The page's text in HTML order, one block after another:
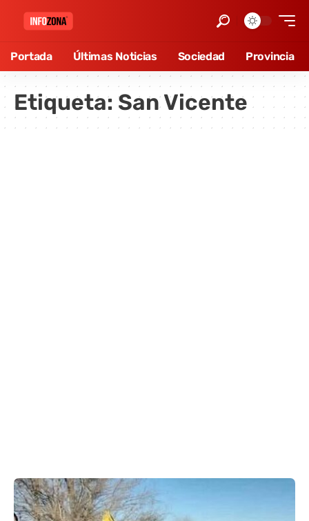
Portada Últimas Noticias Sociedad Provincia
Etiqueta: San Vicente